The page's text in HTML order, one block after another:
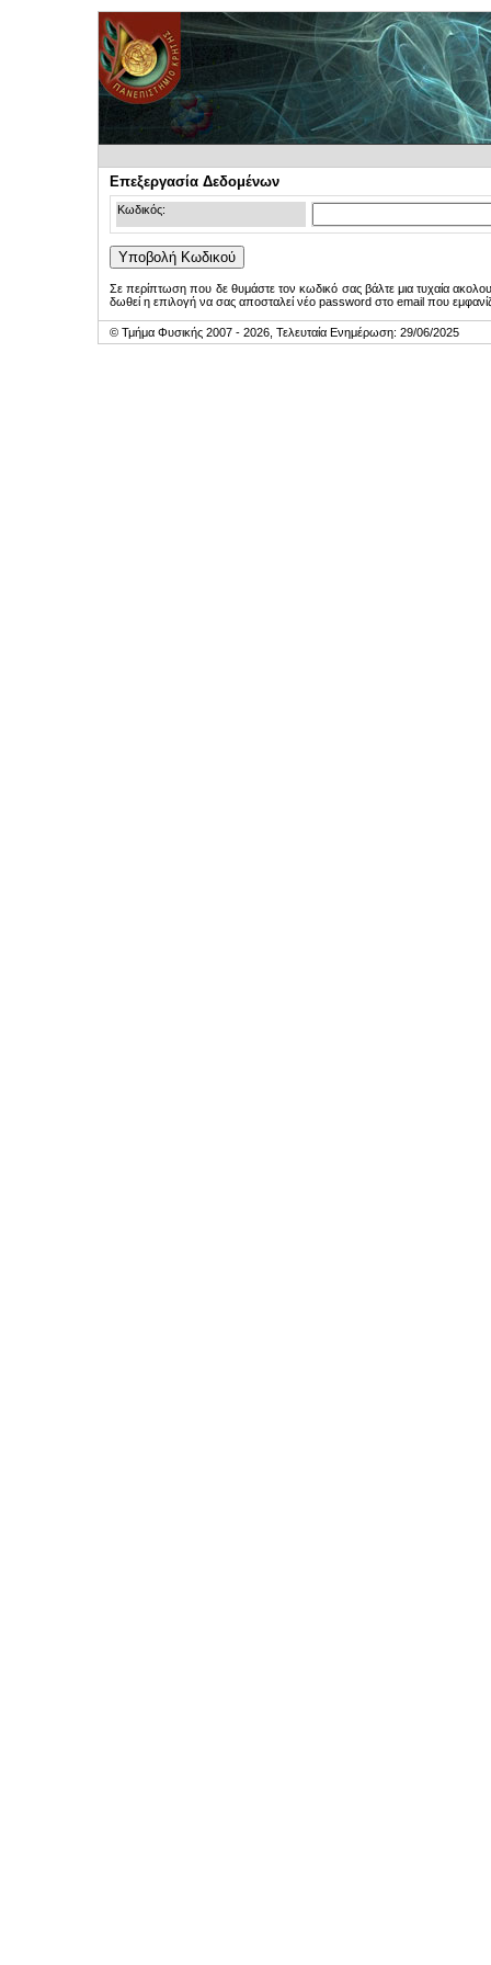
Επεξεργασία Δεδομένων
Κωδικός:
Σε περίπτωση που δε θυμάστε τον κωδικό σας βάλτε μια τυχαία
δωθεί η επιλογή να σας αποσταλεί νέο password στο email που
© Τμήμα Φυσικής 2007 - 2026, Τελευταία Ενημέρωση: 29/06/2025